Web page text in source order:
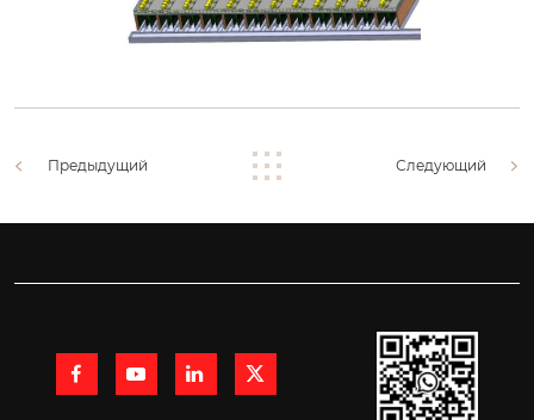
Предыдущий Следующий
   